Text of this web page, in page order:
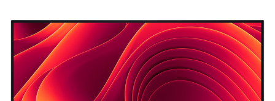
Consumabile imprimanta
Tonere
Drum unit
Capete imprimare
Cartuse inkjet si cerneala